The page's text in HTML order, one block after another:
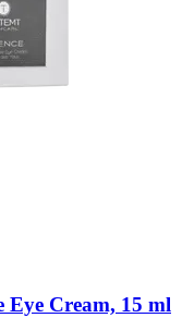
Eye Cream, 15 ml